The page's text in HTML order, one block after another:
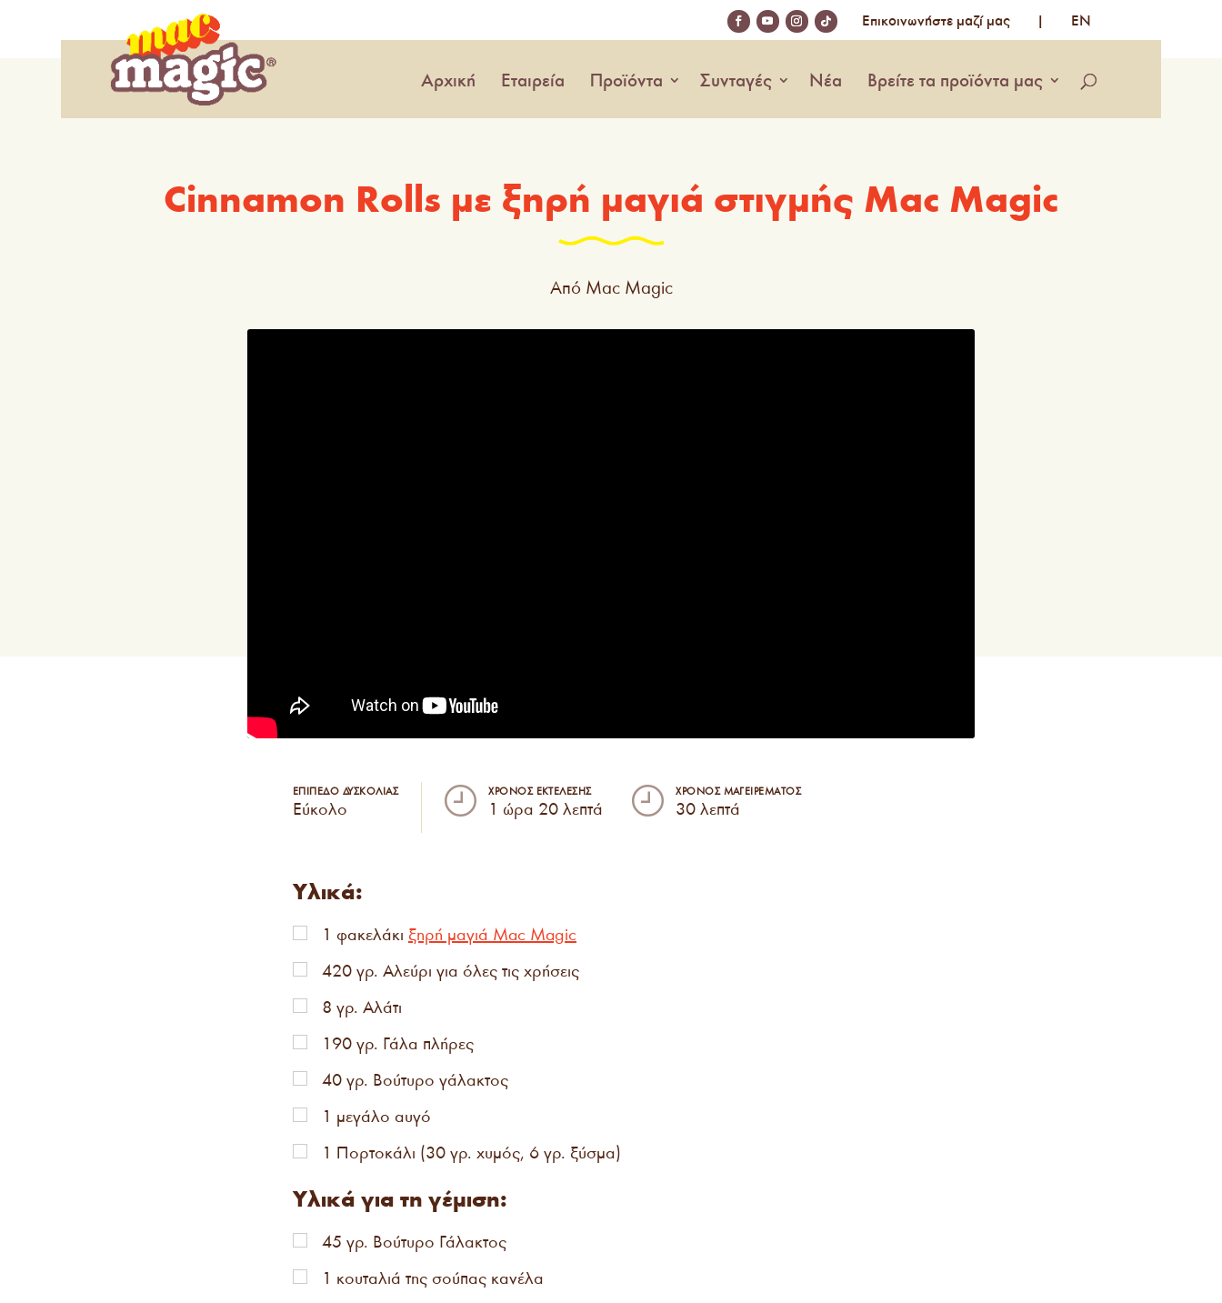
Επικοινωνήστε µαζί µας | EN
Αρχική Εταιρεία Προϊόντα Συνταγές Νέα Βρείτε τα προϊόντα μας
Cinnamon Rolls με ξηρή μαγιά στιγμής Mac Magic
Από Mac Magic
ΕΠΙΠΕΔΟ ΔΥΣΚΟΛΙΑΣ
Εύκολο
ΧΡΟΝΟΣ ΕΚΤΕΛΕΣΗΣ
1 ώρα 20 λεπτά
ΧΡΟΝΟΣ ΜΑΓΕΙΡΕΜΑΤΟΣ
30 λεπτά
Υλικά:
1 φακελάκι ξηρή μαγιά Mac Magic
420 γρ. Αλεύρι για όλες τις χρήσεις
8 γρ. Αλάτι
190 γρ. Γάλα πλήρες
40 γρ. Βούτυρο γάλακτος
1 μεγάλο αυγό
1 Πορτοκάλι (30 γρ. χυμός, 6 γρ. ξύσμα)
Υλικά για τη γέμιση:
45 γρ. Βούτυρο Γάλακτος
1 κουταλιά της σούπας κανέλα